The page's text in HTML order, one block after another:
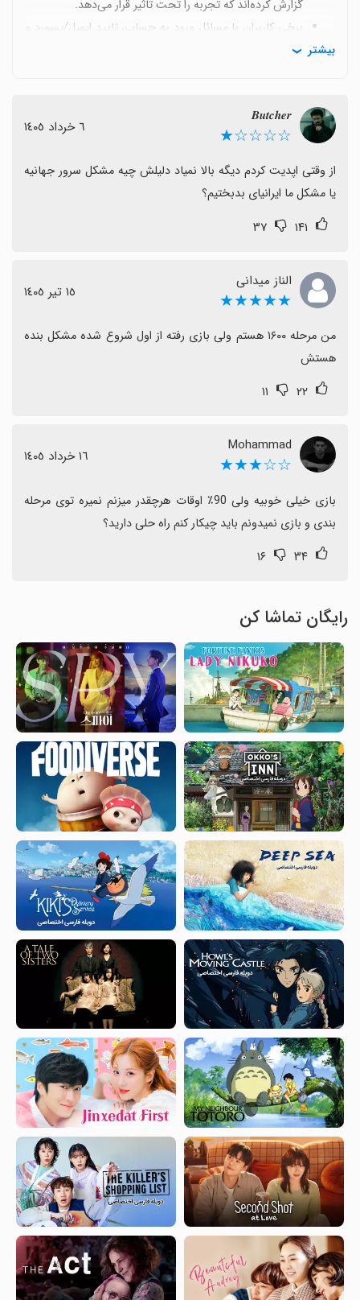
گزارش کرده‌اند که تجربه را تحت تاثیر قرار می‌دهد.
برخی کاربران با مسائل ورود به حساب، تایید ایمیل/پسورد و
همگام‌سازی مواجه‌اند و به پشتیبانی یا به‌روزرسانی‌های رفع
نیاز دارند و این موضوع گاهی تجربه را وابسته به اتصال
می‌کند.
برخی نظرات به وجود مود یا رفتارهای تقلبی اشاره کرده‌اند که
می‌تواند تجربه را مخدوش کند و نشان‌دهنده‌ی نیاز به بهبود
به طور کلی بازی محبوب است و انتظار می‌رود در
بیشتر مورد توجه قرار گیرد تا تجربه‌ای روان‌تر ارائه شود.
بیشتر
𝑩𝒖𝒕𝒄𝒉𝒆𝒓
☆☆☆☆★ ٦ خرداد ١٤٠٥
یا مشکل ما ایرانیای بدبختیم؟
۱۴۱ ۳۷
الناز میدانی
★★★★★ ١٥ تیر ١٤٠٥
هستش
۲۲ ۱۱
Mohammad
☆☆★★★ ١٦ خرداد ١٤٠٥
بندی و بازی نمیدونم باید چیکار کنم راه حلی دارید؟
۳۴ ۱۶
رایگان تماشا کن